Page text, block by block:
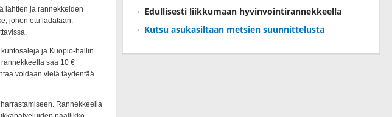
Edullisesti liikkumaan hyvinvointirannekkeella
Kutsu asukasiltaan metsien suunnittelusta